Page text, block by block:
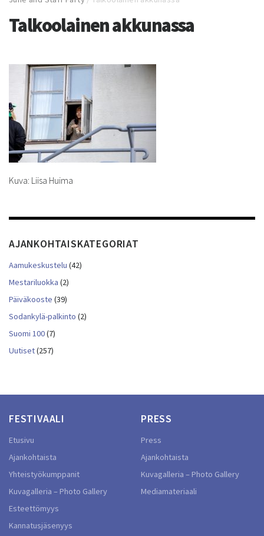
Talkoolainen akkunassa
Kuva: Liisa Huima
AJANKOHTAISKATEGORIAT
Aamukeskustelu (42)
Mestariluokka (2)
Päiväkooste (39)
Sodankylä-palkinto (2)
Suomi 100(7)
Uutiset(257)
FESTIVAALI
Etusivu
Ajankohtaista
Yhteistyökumppanit
Kuvagalleria – Photo Gallery
Esteettömyys
Kannatusjäsenyys
PRESS
Press
Ajankohtaista
Kuvagalleria – Photo Gallery
Mediamateriaali